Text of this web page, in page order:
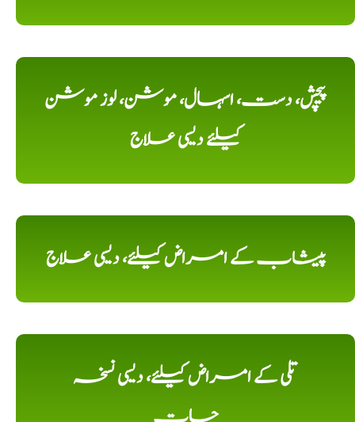
پیچش، دست، اسہال، موشن، لوز موشن
کیلئے دیسی علاج
پیشاب کے امراض کیلئے، دیسی علاج
تلی کے امراض کیلئے، دیسی نسخہ